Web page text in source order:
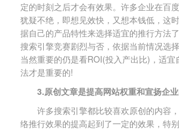
定的时刻之后才会有效果。许多企业在百
犹疑不绝，即想见效快，又想本钱低，这
据自己的产品特性来选择适宜的推行方法
搜索引擎竞赛剧烈与否，依据当前情况选
当然重要的仍是看ROI(投入产出比)，适宜
法才是重要的!
3.原创文章是提高网站权重和宣扬企
许多搜索引擎都比较喜欢原创的内容
络推行效果的提高起到了一定的效果，特